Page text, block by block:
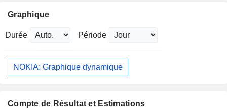
Graphique
Durée Période
NOKIA: Graphique dynamique
Compte de Résultat et Estimations